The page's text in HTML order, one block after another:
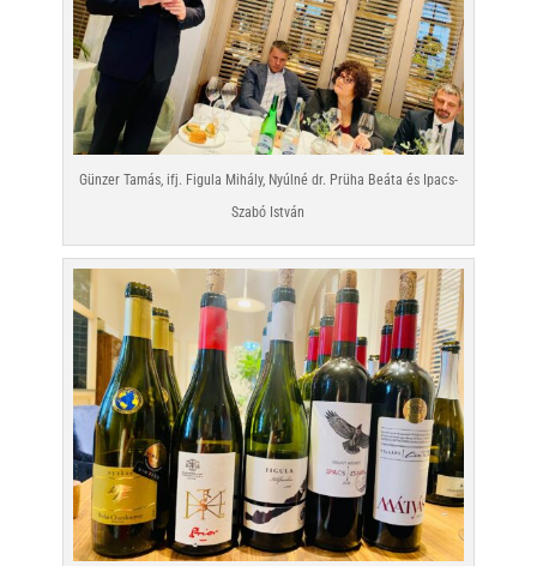
Günzer Tamás, ifj. Figula Mihály, Nyúlné dr. Prüha Beáta és Ipacs-
Szabó István